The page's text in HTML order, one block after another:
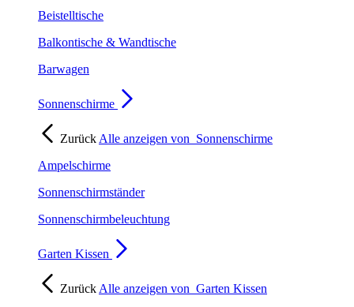
Beistelltische
Balkontische & Wandtische
Barwagen
Sonnenschirme
Zurück Alle anzeigen von Sonnenschirme
Ampelschirme
Sonnenschirmständer
Sonnenschirmbeleuchtung
Garten Kissen
Zurück Alle anzeigen von Garten Kissen